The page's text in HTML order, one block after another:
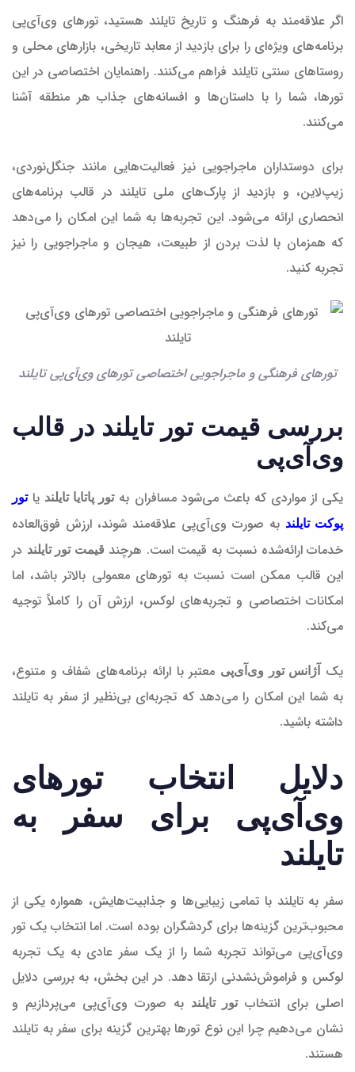
اگر علاقه‌مند به فرهنگ و تاریخ تایلند هستید، تورهای وی‌آی‌پی
برنامه‌های ویژه‌ای را برای بازدید از معابد تاریخی، بازارهای محلی و
روستاهای سنتی تایلند فراهم می‌کنند. راهنمایان اختصاصی در این
تورها، شما را با داستان‌ها و افسانه‌های جذاب هر منطقه آشنا
می‌کنند.
برای دوستداران ماجراجویی نیز فعالیت‌هایی مانند جنگل‌نوردی،
زیپ‌لاین، و بازدید از پارک‌های ملی تایلند در قالب برنامه‌های
انحصاری ارائه می‌شود. این تجربه‌ها به شما این امکان را می‌دهد
که همزمان با لذت بردن از طبیعت، هیجان و ماجراجویی را نیز
تجربه کنید.
تورهای فرهنگی و ماجراجویی اختصاصی تورهای وی‌آی‌پی تایلند
بررسی قیمت تور تایلند در قالب
وی‌آی‌پی
یکی از مواردی که باعث می‌شود مسافران بهتور پاتایا تایلند یاتور
پوکت تایلند به صورت وی‌آی‌پی علاقه‌مند شوند، ارزش فوق‌العاده
خدمات ارائه‌شده نسبت به قیمت است. هرچند قیمت تور تایلند در
این قالب ممکن است نسبت به تورهای معمولی بالاتر باشد، اما
امکانات اختصاصی و تجربه‌های لوکس، ارزش آن را کاملاً توجیه
می‌کند.
یک آژانس تور وی‌آی‌پی معتبر با ارائه برنامه‌های شفاف و متنوع،
به شما این امکان را می‌دهد که تجربه‌ای بی‌نظیر از سفر به تایلند
داشته باشید.
دلایل انتخاب تورهای
وی‌آی‌پی برای سفر به
تایلند
سفر به تایلند با تمامی زیبایی‌ها و جذابیت‌هایش، همواره یکی از
محبوب‌ترین گزینه‌ها برای گردشگران بوده است. اما انتخاب یک تور
وی‌آی‌پی می‌تواند تجربه شما را از یک سفر عادی به یک تجربه
لوکس و فراموش‌نشدنی ارتقا دهد. در این بخش، به بررسی دلایل
اصلی برای انتخابتور تایلند به صورت وی‌آی‌پی می‌پردازیم و
نشان می‌دهیم چرا این نوع تورها بهترین گزینه برای سفر به تایلند
هستند.